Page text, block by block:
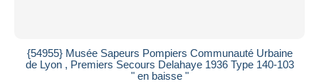
iDeal
Maestro
{54955} Musée Sapeurs Pompiers Communauté Urbaine
de Lyon , Premiers Secours Delahaye 1936 Type 140-103
" en baisse "